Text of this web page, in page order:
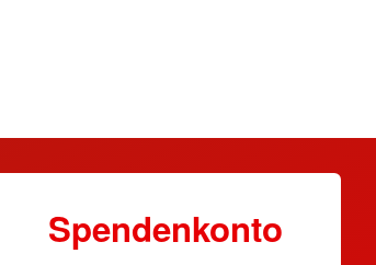
Spendenkonto